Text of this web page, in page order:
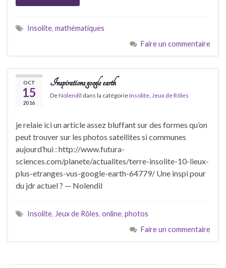
Insolite, mathématiques
Faire un commentaire
OCT
15
2016
Inspirations google earth
DeNolendil dans la catégorieInsolite, Jeux de Rôles
je relaie ici un article assez bluffant sur des formes qu’on
peut trouver sur les photos satellites si communes
aujourd’hui : http://www.futura-
sciences.com/planete/actualites/terre-insolite-10-lieux-
plus-etranges-vus-google-earth-64779/ Une inspi pour
du jdr actuel ? — Nolendil
Insolite, Jeux de Rôles, online, photos
Faire un commentaire